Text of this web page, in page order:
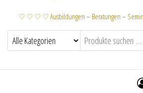
♡ ♡ ♡ ♡ Ausbildungen – Beratungen –